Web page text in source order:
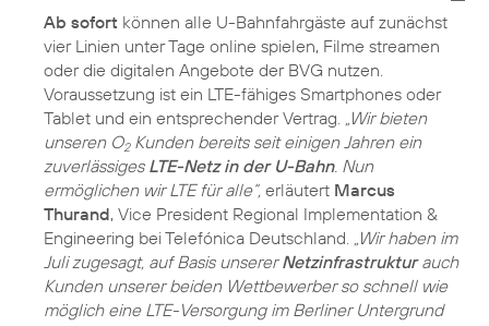
Ab sofort können alle U-Bahnfahrgäste auf zunächst
vier Linien unter Tage online spielen, Filme streamen
oder die digitalen Angebote der BVG nutzen.
Voraussetzung ist ein LTE-fähiges Smartphones oder
Tablet und ein entsprechender Vertrag.
„Wir bieten
unseren O2Kunden bereits seit einigen Jahren ein
zuverlässiges LTE-Netz in der U-Bahn. Nun
ermöglichen wir LTE für alle“, erläutert Marcus
Thurand, Vice President Regional Implementation &
Engineering bei Telefónica Deutschland.
„Wir haben im
Juli zugesagt, auf Basis unsererNetzinfrastrukturauch
Kunden unserer beiden Wettbewerber so schnell wie
möglich eine LTE-Versorgung im Berliner Untergrund